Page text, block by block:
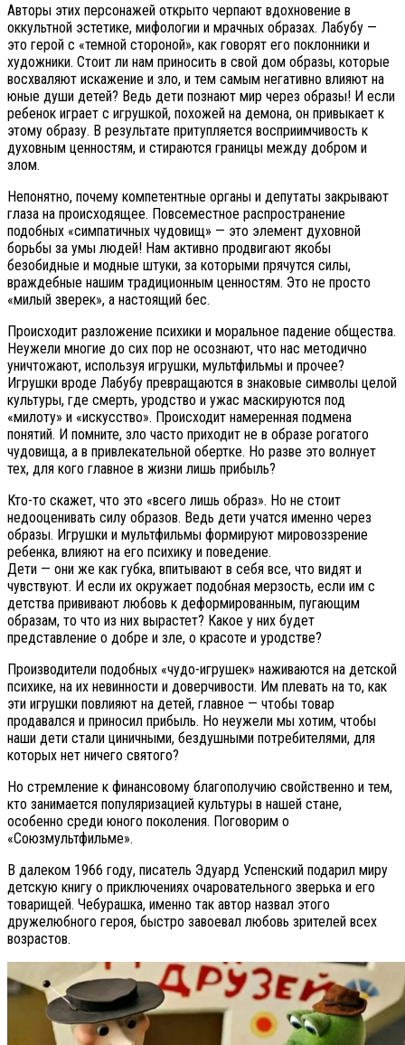
Авторы этих персонажей открыто черпают вдохновение в
оккультной эстетике, мифологии и мрачных образах. Лабубу —
это герой с «темной стороной», как говорят его поклонники и
художники. Стоит ли нам приносить в свой дом образы, которые
восхваляют искажение и зло, и тем самым негативно влияют на
юные души детей? Ведь дети познают мир через образы! И если
ребенок играет с игрушкой, похожей на демона, он привыкает к
этому образу. В результате притупляется восприимчивость к
духовным ценностям, и стираются границы между добром и
злом.
Непонятно, почему компетентные органы и депутаты закрывают
глаза на происходящее. Повсеместное распространение
подобных «симпатичных чудовищ» — это элемент духовной
борьбы за умы людей! Нам активно продвигают якобы
безобидные и модные штуки, за которыми прячутся силы,
враждебные нашим традиционным ценностям. Это не просто
«милый зверек», а настоящий бес.
Происходит разложение психики и моральное падение общества.
Неужели многие до сих пор не осознают, что нас методично
уничтожают, используя игрушки, мультфильмы и прочее?
Игрушки вроде Лабубу превращаются в знаковые символы целой
культуры, где смерть, уродство и ужас маскируются под
«милоту» и «искусство». Происходит намеренная подмена
понятий. И помните, зло часто приходит не в образе рогатого
чудовища, а в привлекательной обертке. Но разве это волнует
тех, для кого главное в жизни лишь прибыль?
Кто-то скажет, что это «всего лишь образ». Но не стоит
недооценивать силу образов. Ведь дети учатся именно через
образы. Игрушки и мультфильмы формируют мировоззрение
ребенка, влияют на его психику и поведение.
Дети — они же как губка, впитывают в себя все, что видят и
чувствуют. И если их окружает подобная мерзость, если им с
детства прививают любовь к деформированным, пугающим
образам, то что из них вырастет? Какое у них будет
представление о добре и зле, о красоте и уродстве?
Производители подобных «чудо-игрушек» наживаются на детской
психике, на их невинности и доверчивости. Им плевать на то, как
эти игрушки повлияют на детей, главное — чтобы товар
продавался и приносил прибыль. Но неужели мы хотим, чтобы
наши дети стали циничными, бездушными потребителями, для
которых нет ничего святого?
Но стремление к финансовому благополучию свойственно и тем,
кто занимается популяризацией культуры в нашей стане,
особенно среди юного поколения. Поговорим о
«Союзмультфильме».
В далеком 1966 году, писатель Эдуард Успенский подарил миру
детскую книгу о приключениях очаровательного зверька и его
товарищей. Чебурашка, именно так автор назвал этого
дружелюбного героя, быстро завоевал любовь зрителей всех
возрастов.